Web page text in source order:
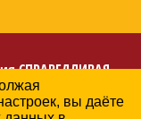
СПРАВЕДЛИВАЯ
области
вы даёте